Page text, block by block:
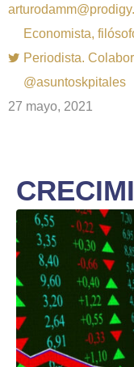
Economista,
Periodista.
@asuntoskpitales
27 mayo, 2021